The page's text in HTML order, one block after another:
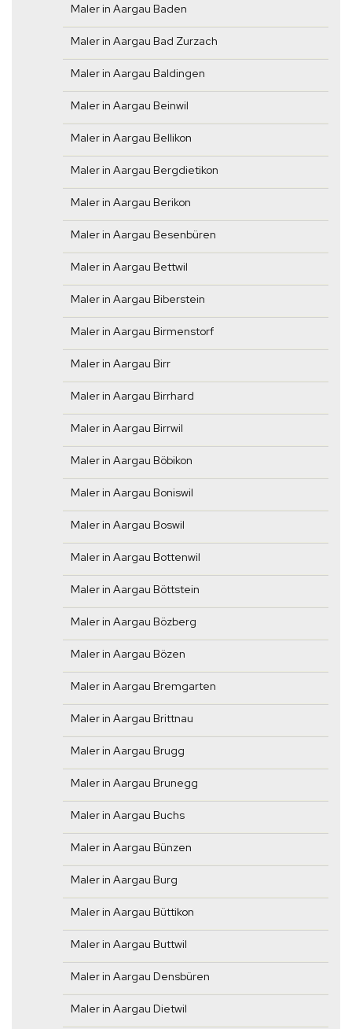
Maler in Aargau Baden
Maler in Aargau Bad Zurzach
Maler in Aargau Baldingen
Maler in Aargau Beinwil
Maler in Aargau Bellikon
Maler in Aargau Bergdietikon
Maler in Aargau Berikon
Maler in Aargau Besenbüren
Maler in Aargau Bettwil
Maler in Aargau Biberstein
Maler in Aargau Birmenstorf
Maler in Aargau Birr
Maler in Aargau Birrhard
Maler in Aargau Birrwil
Maler in Aargau Böbikon
Maler in Aargau Boniswil
Maler in Aargau Boswil
Maler in Aargau Bottenwil
Maler in Aargau Böttstein
Maler in Aargau Bözberg
Maler in Aargau Bözen
Maler in Aargau Bremgarten
Maler in Aargau Brittnau
Maler in Aargau Brugg
Maler in Aargau Brunegg
Maler in Aargau Buchs
Maler in Aargau Bünzen
Maler in Aargau Burg
Maler in Aargau Büttikon
Maler in Aargau Buttwil
Maler in Aargau Densbüren
Maler in Aargau Dietwil